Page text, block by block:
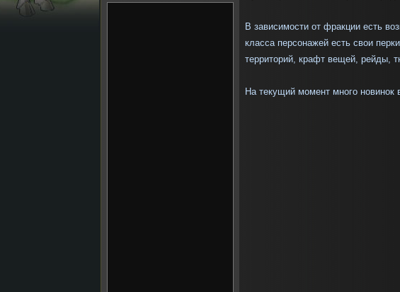
В зависимости от фракции есть
класса персонажей есть свои
территорий, крафт вещей, рейды,
На текущий момент много новинок